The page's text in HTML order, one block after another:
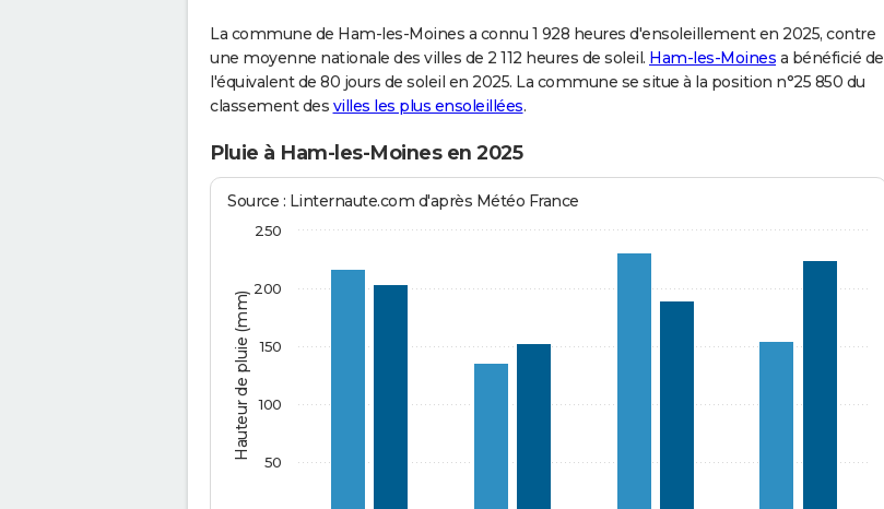
La commune de Ham-les-Moines a connu 1 928 heures d'ensoleillement en 2025, contre
une moyenne nationale des villes de 2 112 heures de soleil. Ham-les-Moines a bénéficié de
l'équivalent de 80 jours de soleil en 2025. La commune se situe à la position n°25 850 du
classement des villes les plus ensoleillées.
Pluie à Ham-les-Moines en 2025
Hauteur de pluie (mm)
Source : Linternaute.com d'après Météo France
50
100
150
200
250